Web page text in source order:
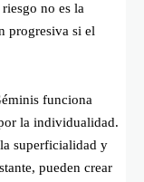
no es la
progresiva si el
funciona
la individualidad.
superficialidad y
pueden crear